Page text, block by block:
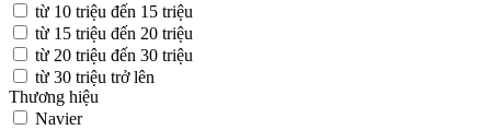
từ 10 triệu đến 15 triệu
từ 15 triệu đến 20 triệu
từ 20 triệu đến 30 triệu
từ 30 triệu trở lên
Thương hiệu
Navier